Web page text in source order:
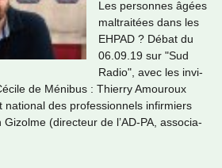
Les per­son­nes âgées
mal­trai­tées dans les
EHPAD ? Débat du
06.09.19 sur "Sud
Radio", avec les invi­
de Ménibus : Thierry Amouroux
natio­nal des pro­fes­sion­nels infir­miers
(direc­teur de l’AD-PA, asso­cia­